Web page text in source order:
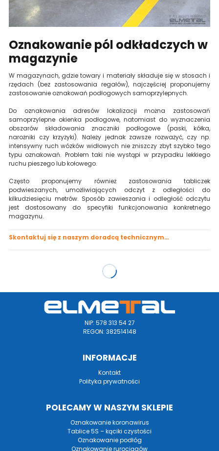
Oznakowanie pól odkładczych w
magazynie
W magazynach, gdzie towary i materiały składuje się w stosach i
rzędach (bez zastosowania regałów), najczęściej proponujemy
zastosowanie oznakowań podłogowych samoprzylepnych.
Do oznakowania adresów lokalizacji można zastosowań
samoprzylepne okienka podłogowe, natomiast do wyznaczenia
obszarów składowania znaczniki podłogowe (paski, kółka,
narożniki czy krzyżyki). Należy jednak zawsze rozważyć, czy np.
intensywny ruch wózków widłowych nie zniszczy zbyt szybko tego
typu oznakowań. Problem taki nie wystąpi w przypadku lekkiego
ruchu pieszego lub kołowego.
Często proponujemy również zastosowania tabliczek
podwieszanych, umożliwiających odczyt z odległości do
kilkudziesięciu metrów. Sposób zawieszania i odległość odczytu
jest dostosowany do specyfiki funkcjonowania konkretnego
magazynu.
Skontaktuj się z naszym doradcą technicznym…
NIP: 578 313 54 27
REGON: 382514148
INFORMACJE
Kontakt
Polityka prywatności
POLECAMY W NASZYM SKLEPIE
Oznakowanie koronawirus
Tablice 5S – kąciki czystości
Oznakowanie podłóg
Oznakowanie rurociągów